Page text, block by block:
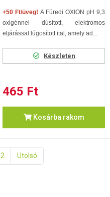
+50 Ft/üveg! A Füredi OXION pH 9,3
oxigénnel dúsított, elektromos
eljárással lúgosított ital, amely ad...
Készleten
465 Ft
Kosárba rakom
2 Utolsó